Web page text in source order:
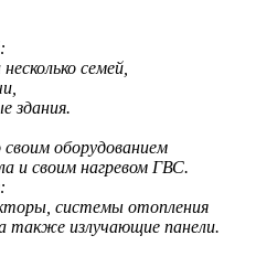
семей,
здания.
оборудованием
и своим нагревом ГВС.
системы отопления
также излу­чающие панели.